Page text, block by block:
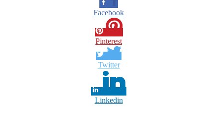
Facebook
Pinterest
Twitter
Linkedin